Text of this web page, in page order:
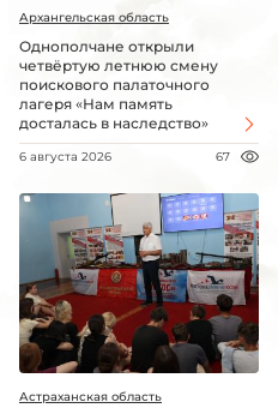
Архангельская область
Однополчане открыли
четвёртую летнюю смену
поискового палаточного
лагеря «Нам память
досталась в наследство»
6 августа 2026 67
Астраханская область